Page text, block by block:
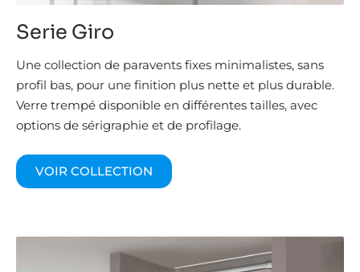
Serie Giro
Une collection de paravents fixes minimalistes, sans
profil bas, pour une finition plus nette et plus durable.
Verre trempé disponible en différentes tailles, avec
VOIR COLLECTION